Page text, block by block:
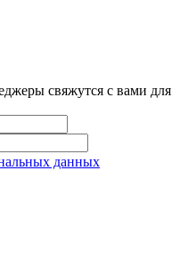
свяжутся с вами для
данных